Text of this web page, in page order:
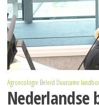
Agroecologie Beleid Duurzame
Nederlandse